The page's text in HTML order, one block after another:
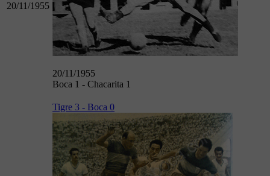
20/11/1955
20/11/1955
Boca 1 - Chacarita 1
Tigre 3 - Boca 0